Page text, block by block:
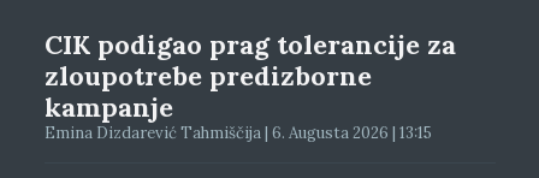
CIK podigao prag tolerancije za
zloupotrebe predizborne
kampanje
Emina Dizdarević Tahmiščija | 6. Augusta 2026 | 13:15